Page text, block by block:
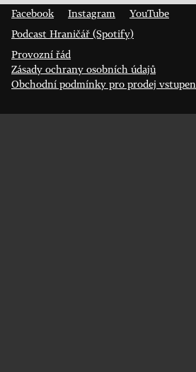
Facebook
Instagram
YouTube
Podcast Hraničář (Spotify)
Provozní řád
Zásady ochrany osobních údajů
Obchodní podmínky pro prodej